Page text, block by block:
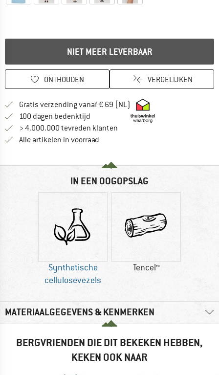
NIET MEER LEVERBAAR
ONTHOUDEN VERGELIJKEN
Gratis verzending vanaf € 69 (NL) Vind hier de
100 dagen bedenktijd Vind de betalingsinformatie hier!
> 4.000.000 tevreden klanten
Alle artikelen in voorraad
IN EEN OOGOPSLAG
Synthetische
cellulosevezels
Tencel™
MATERIAALGEGEVENS & KENMERKEN
BERGVRIENDEN DIE DIT BEKEKEN HEBBEN,
KEKEN OOK NAAR